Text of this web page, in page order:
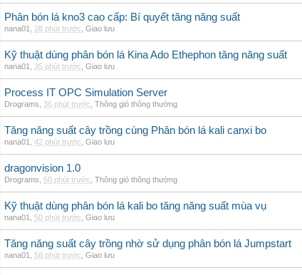
Phân bón lá kno3 cao cấp: Bí quyết tăng năng suất
nana01 28 phút trước Giao lưu
Kỹ thuật dùng phân bón lá Kina Ado Ethephon tăng năng suất
nana01 35 phút trước Giao lưu
Process IT OPC Simulation Server
Drograms 36 phút trước Thông gió thông thường
Tăng năng suất cây trồng cùng Phân bón lá kali canxi bo
nana01 42 phút trước Giao lưu
dragonvision 1.0
Drograms 50 phút trước Thông gió thông thường
Kỹ thuật dùng phân bón lá kali bo tăng năng suất mùa vụ
nana01 50 phút trước Giao lưu
Tăng năng suất cây trồng nhờ sử dụng phân bón lá Jumpstart
nana01 58 phút trước Giao lưu